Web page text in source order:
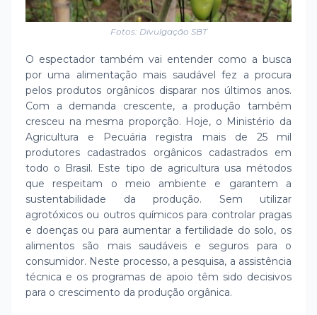
Fotos: Divulgação SBT
O espectador também vai entender como a busca
por uma alimentação mais saudável fez a procura
pelos produtos orgânicos disparar nos últimos anos.
Com a demanda crescente, a produção também
cresceu na mesma proporção. Hoje, o Ministério da
Agricultura e Pecuária registra mais de 25 mil
produtores cadastrados orgânicos cadastrados em
todo o Brasil. Este tipo de agricultura usa métodos
que respeitam o meio ambiente e garantem a
sustentabilidade da produção. Sem utilizar
agrotóxicos ou outros químicos para controlar pragas
e doenças ou para aumentar a fertilidade do solo, os
alimentos são mais saudáveis e seguros para o
consumidor. Neste processo, a pesquisa, a assistência
técnica e os programas de apoio têm sido decisivos
para o crescimento da produção orgânica.